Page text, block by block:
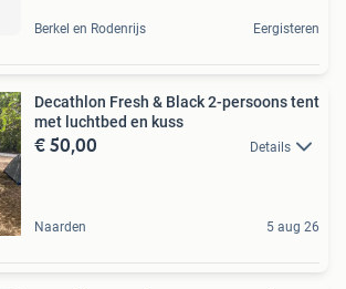
Berkel en Rodenrijs Eergisteren
Decathlon Fresh & Black 2-persoons tent
met luchtbed en kuss
€ 50,00 Details
Naarden 5 aug 26